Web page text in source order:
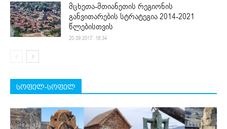
მცხეთა-მთიანეთის რეგიონის
განვითარების სტრატეგია 2014-2021
წლებისთვის
20.09.2017. 18:34
სოფელ-სოფელ